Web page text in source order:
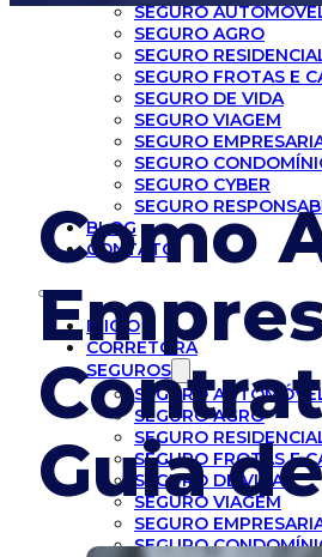
SEGURO
SEGURO AGRO
SEGURO
SEGURO FROTAS E
SEGURO DE VIDA
SEGURO VIAGEM
SEGURO
SEGURO
SEGURO CYBER
SEGURO
BLOG
CONTATO
INICIO
CORRETORA
SEGUROS
SEGURO
SEGURO AGRO
SEGURO
SEGURO FROTAS E
SEGURO DE VIDA
SEGURO VIAGEM
SEGURO
SEGURO
Como
Guia